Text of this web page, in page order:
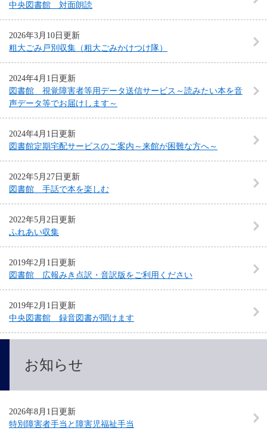
中央図書館 対面朗読
2026年3月10日更新
粗大ごみ戸別収集（粗大ごみかけつけ隊）
2024年4月1日更新
図書館 視覚障害者等用データ送信サービス～読みたい本を音
声データ等でお届けします～
2024年4月1日更新
図書館定期宅配サービスのご案内～来館が困難な方へ～
2022年5月27日更新
図書館 手話で本を楽しむ
2022年5月2日更新
ふれあい収集
2019年2月1日更新
図書館 広報みき点訳・音訳版をご利用ください
2019年2月1日更新
中央図書館 録音図書が聞けます
お知らせ
2026年8月1日更新
特別障害者手当と障害児福祉手当